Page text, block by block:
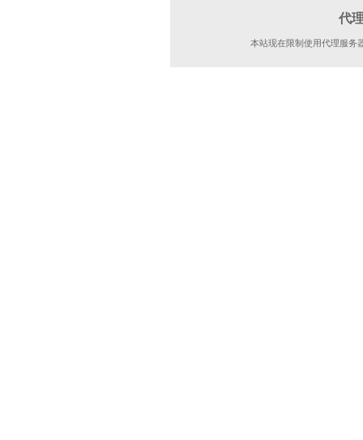
代
本站现在限制使用代理服务